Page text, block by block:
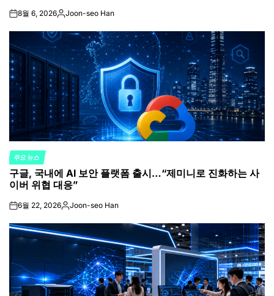
on8월 6, 2026Posted
Joon-seo Han
POSTED
IN
주요 뉴스
구글, 국내에 AI 보안 플랫폼 출시…“제미니로 진화하는 사
이버 위협 대응”
on6월 22, 2026Posted
Joon-seo Han